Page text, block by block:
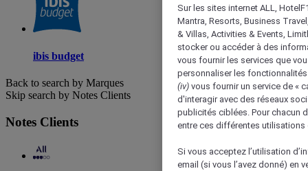
ibis budget
Back to search by Marques
Skip search by Notes Clients
Notes Clients
Sur les sites internet ALL,
Mantra, Resorts, Business
& Villas, Activities & Events,
stocker ou accéder à des
vous fournir les services que
personnaliser les
(iv) vous fournir un service de «
d'interagir avec des réseaux
publicités ciblées. Pour chacun
entre ces différentes utilisations
Si vous acceptez l’utilisation
email (si vous l’avez donné) en